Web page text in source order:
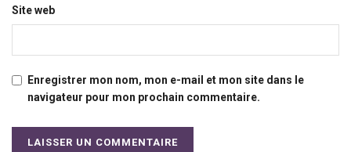
Site web
Enregistrer mon nom, mon e-mail et mon site dans le
navigateur pour mon prochain commentaire.